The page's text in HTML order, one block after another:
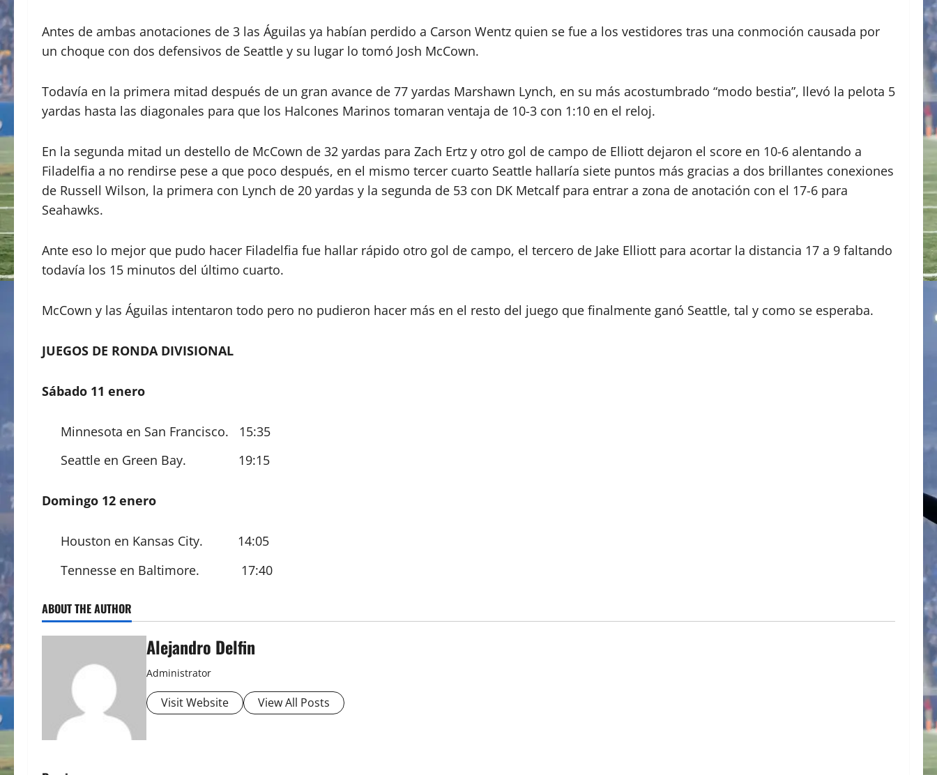
Antes de ambas anotaciones de 3 las Águilas ya habían perdido a Carson Wentz quien se fue a los vestidores tras una conmoción causada por
un choque con dos defensivos de Seattle y su lugar lo tomó Josh McCown.
Todavía en la primera mitad después de un gran avance de 77 yardas Marshawn Lynch, en su más acostumbrado “modo bestia”, llevó la pelota 5
yardas hasta las diagonales para que los Halcones Marinos tomaran ventaja de 10-3 con 1:10 en el reloj.
En la segunda mitad un destello de McCown de 32 yardas para Zach Ertz y otro gol de campo de Elliott dejaron el score en 10-6 alentando a
Filadelfia a no rendirse pese a que poco después, en el mismo tercer cuarto Seattle hallaría siete puntos más gracias a dos brillantes conexiones
de Russell Wilson, la primera con Lynch de 20 yardas y la segunda de 53 con DK Metcalf para entrar a zona de anotación con el 17-6 para
Seahawks.
Ante eso lo mejor que pudo hacer Filadelfia fue hallar rápido otro gol de campo, el tercero de Jake Elliott para acortar la distancia 17 a 9 faltando
todavía los 15 minutos del último cuarto.
McCown y las Águilas intentaron todo pero no pudieron hacer más en el resto del juego que finalmente ganó Seattle, tal y como se esperaba.
JUEGOS DE RONDA DIVISIONAL
Sábado 11 enero
Minnesota en San Francisco. 15:35
Seattle en Green Bay. 19:15
Domingo 12 enero
Houston en Kansas City. 14:05
Tennesse en Baltimore. 17:40
ABOUT THE AUTHOR
Alejandro Delfin
Administrator
Visit Website View All Posts